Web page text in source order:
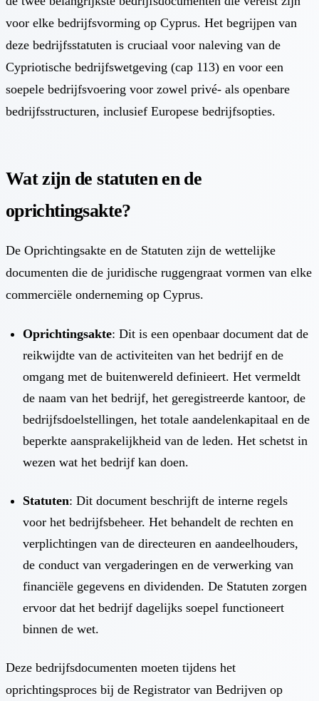
voor elke bedrijfsvorming op Cyprus. Het begrijpen van
deze bedrijfsstatuten is cruciaal voor naleving van de
Cypriotische bedrijfswetgeving (cap 113) en voor een
soepele bedrijfsvoering voor zowel privé- als openbare
bedrijfsstructuren, inclusief Europese bedrijfsopties.
Wat zijn de statuten en de
oprichtingsakte?
De Oprichtingsakte en de Statuten zijn de wettelijke
documenten die de juridische ruggengraat vormen van elke
commerciële onderneming op Cyprus.
Oprichtingsakte: Dit is een openbaar document dat de
reikwijdte van de activiteiten van het bedrijf en de
omgang met de buitenwereld definieert. Het vermeldt
de naam van het bedrijf, het geregistreerde kantoor, de
bedrijfsdoelstellingen, het totale aandelenkapitaal en de
beperkte aansprakelijkheid van de leden. Het schetst in
wezen wat het bedrijf kan doen.
Statuten: Dit document beschrijft de interne regels
voor het bedrijfsbeheer. Het behandelt de rechten en
verplichtingen van de directeuren en aandeelhouders,
de conduct van vergaderingen en de verwerking van
financiële gegevens en dividenden. De Statuten zorgen
ervoor dat het bedrijf dagelijks soepel functioneert
binnen de wet.
Deze bedrijfsdocumenten moeten tijdens het
oprichtingsproces bij de Registrator van Bedrijven op